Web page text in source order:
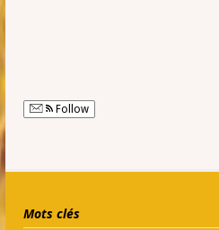
Follow
Mots clés